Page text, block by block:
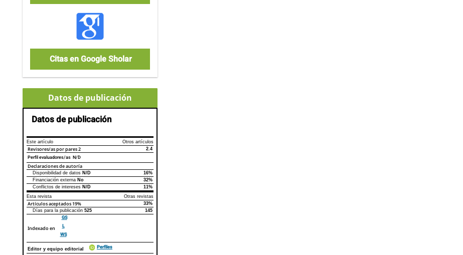
Citas en Google Sholar
Datos de publicación
Datos de publicación
Este artículo Otros artículos
Revisores/as por pares2 2.4
Perfil evaluadores/as N/D
Declaraciones de autoría
Declaraciones de autoríaEste artículo
Disponibilidad de datos N/D
16%
Financiación externa No
32%
Conflictos de intereses N/D
11%
Esta revista
Otras revistas
Artículos aceptados 19%
33%
Días para la publicación 525 145
Indexado en
GS
L
WS
Editor y equipo editorial Perfiles